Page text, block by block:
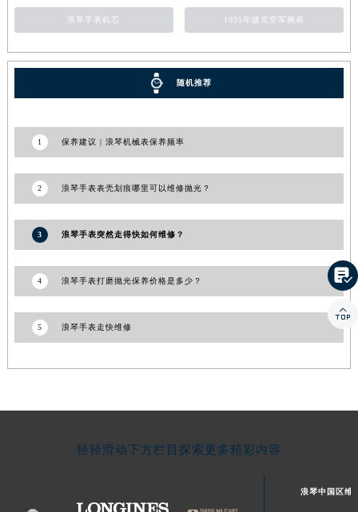
浪琴手表机芯 1935年捷克空军腕表
随机推荐
1 保养建议 | 浪琴机械表保养频率
2 浪琴手表表壳划痕哪里可以维修抛光？
3 浪琴手表突然走得快如何维修？
4 浪琴手表打磨抛光保养价格是多少？
5 浪琴手表走快维修
轻轻滑动下方栏目探索更多精彩内容
浪琴中国区维

